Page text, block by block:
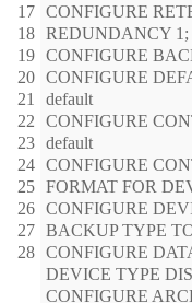
17
18
19
20
21
22
23
24
25
26
27
28
CONFIGURE
REDUNDANCY 1;
CONFIGURE
CONFIGURE
default
CONFIGURE
default
CONFIGURE
FORMAT FOR
CONFIGURE
BACKUP TYPE
CONFIGURE
DEVICE TYPE
CONFIGURE